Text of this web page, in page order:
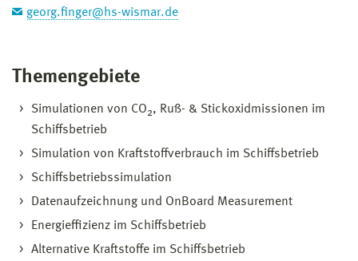
georg.finger@hs-wismar.de
Themengebiete
Simulationen von CO2, Ruß- & Stickoxidmissionen im
Schiffsbetrieb
Simulation von Kraftstoffverbrauch im Schiffsbetrieb
Schiffsbetriebssimulation
Datenaufzeichnung und OnBoard Measurement
Energieffizienz im Schiffsbetrieb
Alternative Kraftstoffe im Schiffsbetrieb